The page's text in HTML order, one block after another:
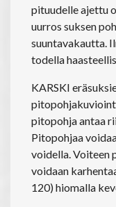
pituudelle ajettu
uurros suksen
suuntavakautta.
todella
KARSKI
pitopohja antaa
Pitopohjaa
voidella. Voiteen
voidaan
120) hiomalla